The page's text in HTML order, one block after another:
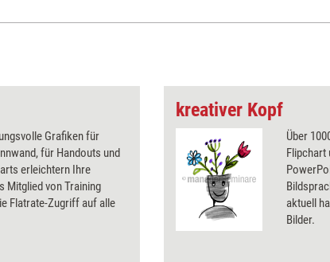
Grafiken für
für Handouts und
erleichtern Ihre
Mitglied von Training
Flatrate-Zugriff auf alle
kreativer Kopf
Über
Flipchart
aktuell
Bilder.